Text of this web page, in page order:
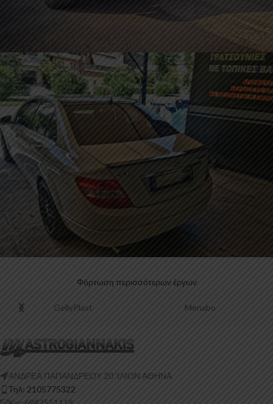
Diffuser Πίσω Προφυλακτήρα Audi A3 ’08-’12
Φόρτωση περισσότερων έργων
Luisi Oklead
ΑΝΔΡΕΑ ΠΑΠΑΝΔΡΕΟΥ 20 ‘ΙΛΙΟΝ ΑΘΗΝΑ
Τηλ: 2105775322